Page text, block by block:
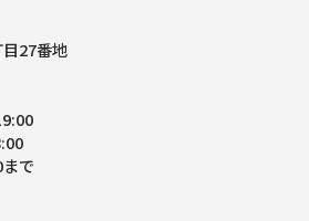
27番地
で